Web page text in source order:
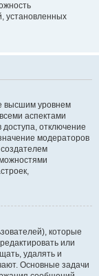
установленных
высшим уровнем
аспектами
отключение
модераторов
которые
или
удалять и
Основные задачи